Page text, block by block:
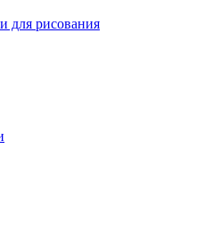
для рисования